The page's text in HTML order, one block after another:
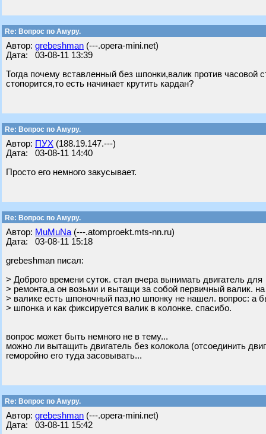
Re: Вопрос по Амуру.
Автор: grebeshman (---.opera-mini.net)
Дата: 03-08-11 13:39
Тогда почему вставленный без шпонки,валик против часовой
стопорится,то есть начинает крутить кардан?
Re: Вопрос по Амуру.
Автор: ПУХ (188.19.147.---)
Дата: 03-08-11 14:40
Просто его немного закусывает.
Re: Вопрос по Амуру.
Автор: MuMuNa (---.atomproekt.mts-nn.ru)
Дата: 03-08-11 15:18
grebeshman писал:
> Доброго времени суток. стал вчера вынимать двигатель для
> ремонта,а он возьми и вытащи за собой первичный валик. на
> валике есть шпоночный паз,но шпонку не нашел. вопрос: а
> шпонка и как фиксируется валик в колонке. спасибо.
вопрос может быть немного не в тему...
можно ли вытащить двигатель без колокола (отсоединить
геморойно его туда засовывать...
Re: Вопрос по Амуру.
Автор: grebeshman (---.opera-mini.net)
Дата: 03-08-11 15:42